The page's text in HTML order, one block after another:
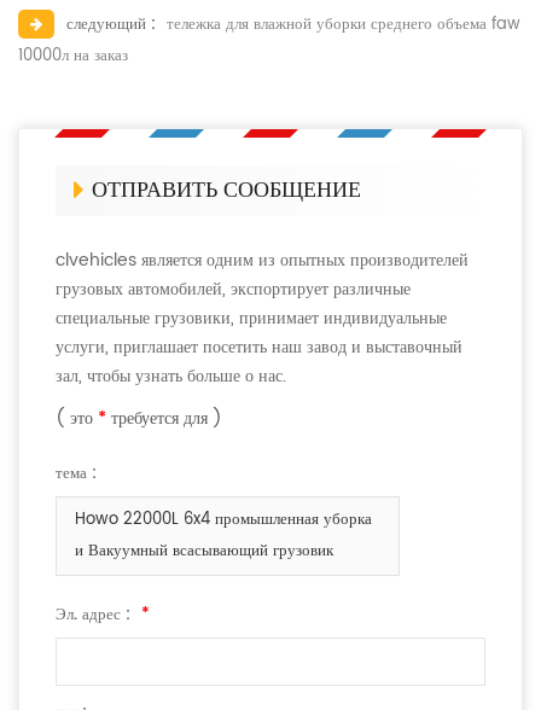
следующий : тележка для влажной уборки среднего объема faw
10000л на заказ
ОТПРАВИТЬ СООБЩЕНИЕ
clvehicles является одним из опытных производителей
грузовых автомобилей, экспортирует различные
специальные грузовики, принимает индивидуальные
услуги, приглашает посетить наш завод и выставочный
зал, чтобы узнать больше о нас.
( это * требуется для )
тема :
Howo 22000L 6x4 промышленная уборка
и Вакуумный всасывающий грузовик
Эл. адрес : *